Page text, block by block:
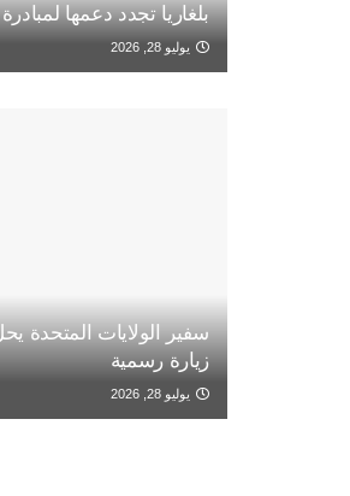
بلغاريا تجدد دعمها
يوليو 28, 2026
سفير الولايات المتحدة
زيارة رسمية
يوليو 28, 2026